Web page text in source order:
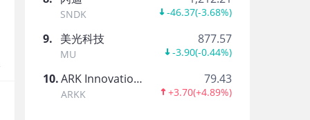
四明逍遥阁
买在无人问津时，卖在人声鼎沸处。 涉猎港美股IPO
SNDK -46.37(-3.68%)
9. 美光科技
MU
877.57
-3.90(-0.44%)
10. ARK Innovation ETF
ARKK
79.43
+3.70(+4.89%)